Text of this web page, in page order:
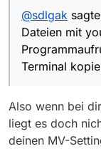
@sdlgak
Dateien mit
Terminal
Also wenn bei
liegt es doch
deinen MV-